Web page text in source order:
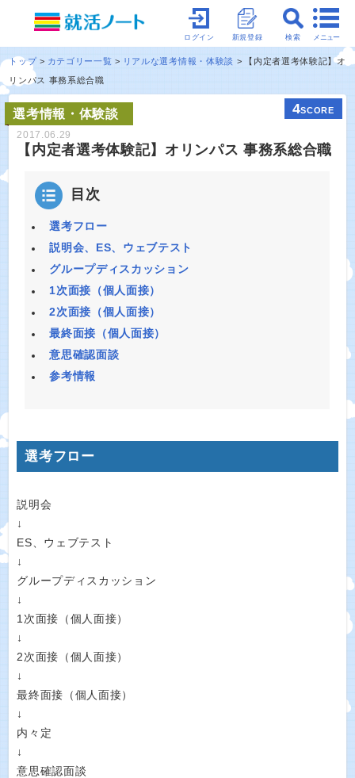
メニュー
検索
新規登録
ログイン
トップ カテゴリー一覧 リアルな選考情報・体験談
【内定者選考体験記】オ
リンパス 事務系総合職
選考情報・体験談 4SCORE
2017.06.29
【内定者選考体験記】オリンパス 事務系総合職
目次
選考フロー
説明会、ES、ウェブテスト
グループディスカッション
1次面接（個人面接）
2次面接（個人面接）
最終面接（個人面接）
意思確認面談
参考情報
選考フロー
説明会
↓
ES、ウェブテスト
↓
グループディスカッション
↓
1次面接（個人面接）
↓
2次面接（個人面接）
↓
最終面接（個人面接）
↓
内々定
↓
意思確認面談